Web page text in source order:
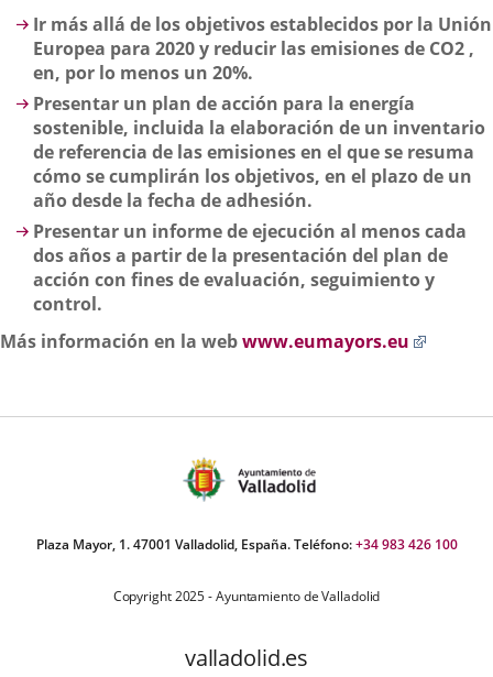
Ir más allá de los objetivos establecidos por la Unión
Europea para 2020 y reducir las emisiones de CO2 ,
en, por lo menos un 20%.
Presentar un plan de acción para la energía
sostenible, incluida la elaboración de un inventario
de referencia de las emisiones en el que se resuma
cómo se cumplirán los objetivos, en el plazo de un
año desde la fecha de adhesión.
Presentar un informe de ejecución al menos cada
dos años a partir de la presentación del plan de
acción con fines de evaluación, seguimiento y
control.
Más información en la webwww.eumayors.eu
Plaza Mayor, 1. 47001 Valladolid, España. Teléfono:+34 983 426 100
Copyright 2025 - Ayuntamiento de Valladolid
valladolid.es